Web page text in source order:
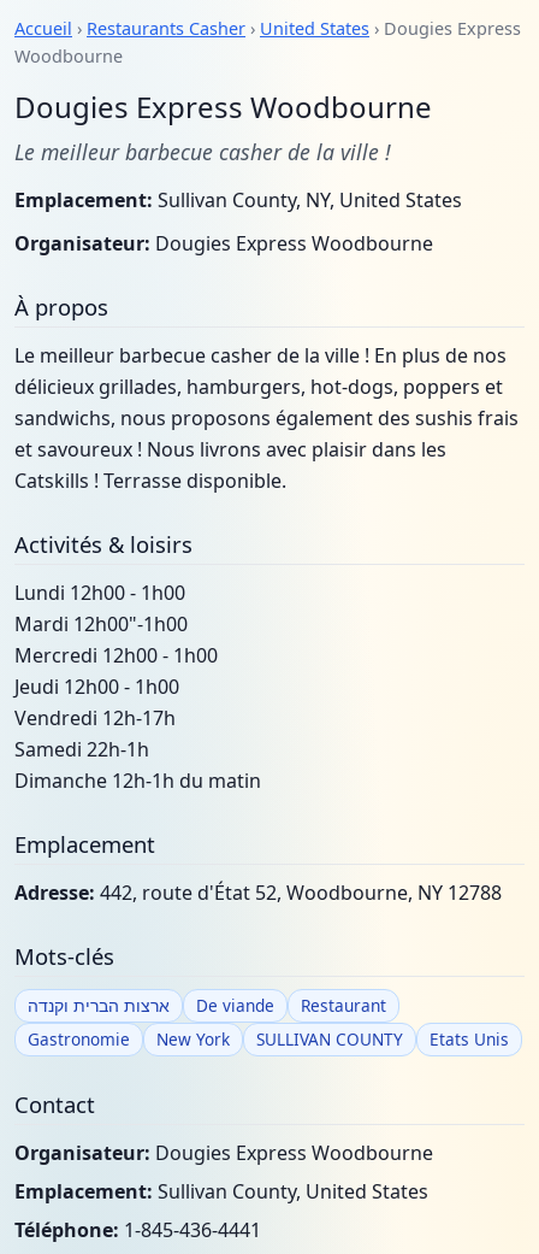
Accueil › Restaurants Casher › United States › Dougies Express
Woodbourne
Dougies Express Woodbourne
Le meilleur barbecue casher de la ville !
Emplacement: Sullivan County, NY, United States
Organisateur: Dougies Express Woodbourne
À propos
Le meilleur barbecue casher de la ville ! En plus de nos
délicieux grillades, hamburgers, hot-dogs, poppers et
sandwichs, nous proposons également des sushis frais
et savoureux ! Nous livrons avec plaisir dans les
Catskills ! Terrasse disponible.
Activités & loisirs
Lundi 12h00 - 1h00
Mardi 12h00"-1h00
Mercredi 12h00 - 1h00
Jeudi 12h00 - 1h00
Vendredi 12h-17h
Samedi 22h-1h
Dimanche 12h-1h du matin
Emplacement
Adresse: 442, route d'État 52, Woodbourne, NY 12788
Mots-clés
ארצות הברית וקנדה De viande
Restaurant
Gastronomie
New York SULLIVAN COUNTY Etats Unis
Contact
Organisateur: Dougies Express Woodbourne
Emplacement: Sullivan County, United States
Téléphone: 1-845-436-4441